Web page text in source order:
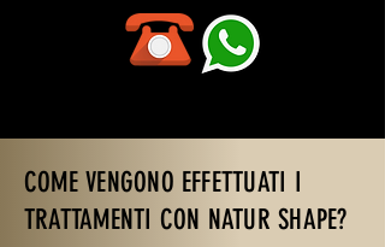
COME VENGONO EFFETTUATI I
TRATTAMENTI CON NATUR SHAPE?